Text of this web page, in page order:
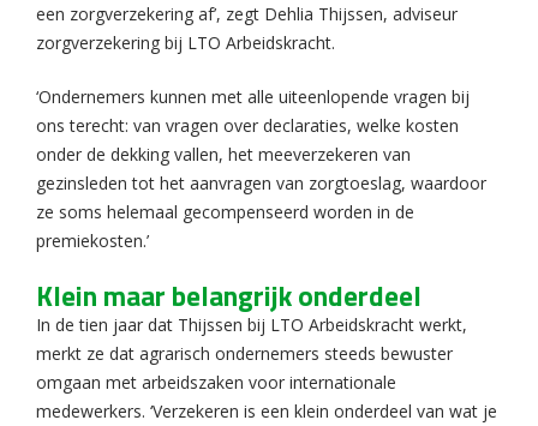
een zorgverzekering af’, zegt Dehlia Thijssen, adviseur
zorgverzekering bij LTO Arbeidskracht.
‘Ondernemers kunnen met alle uiteenlopende vragen bij
ons terecht: van vragen over declaraties, welke kosten
onder de dekking vallen, het meeverzekeren van
gezinsleden tot het aanvragen van zorgtoeslag, waardoor
ze soms helemaal gecompenseerd worden in de
premiekosten.’
Klein maar belangrijk onderdeel
In de tien jaar dat Thijssen bij LTO Arbeidskracht werkt,
merkt ze dat agrarisch ondernemers steeds bewuster
omgaan met arbeidszaken voor internationale
medewerkers. ‘Verzekeren is een klein onderdeel van wat je